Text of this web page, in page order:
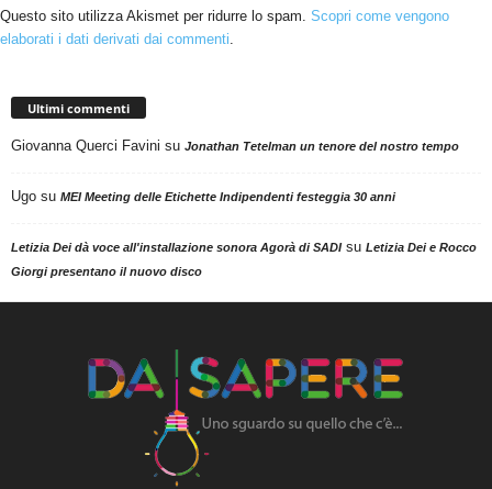
Questo sito utilizza Akismet per ridurre lo spam. Scopri come vengono
elaborati i dati derivati dai commenti.
Ultimi commenti
Giovanna Querci Favini su Jonathan Tetelman un tenore del nostro tempo
Ugo su MEI Meeting delle Etichette Indipendenti festeggia 30 anni
Letizia Dei dà voce all'installazione sonora Agorà di SADIsu Letizia Dei e Rocco
Giorgi presentano il nuovo disco